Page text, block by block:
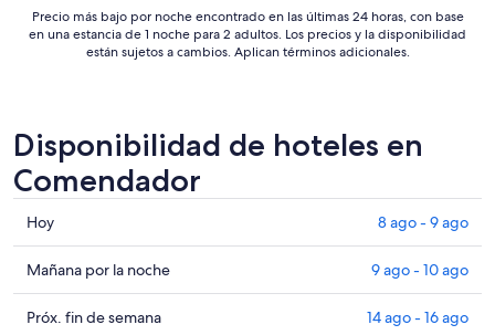
Precio más bajo por noche encontrado en las últimas 24 horas, con base
en una estancia de 1 noche para 2 adultos. Los precios y la disponibilidad
están sujetos a cambios. Aplican términos adicionales.
Disponibilidad de hoteles en
Comendador
Consultar
precios
en
Comendador
para
Hoy 8 ago - 9 ago
Consultar
precios
en
Mañana por la noche 9 ago - 10 ago
Consultar
Próx. fin de semana 14 ago - 16 ago